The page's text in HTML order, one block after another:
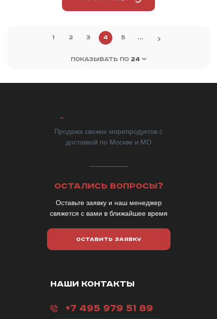
1 2 3 4 5 ...
ПОКАЗЫВАТЬ ПО 24
Продажа свежих морепродуктов с
доставкой по Москве и МО
ОСТАЛИСЬ ВОПРОСЫ?
Оставьте заявку и наш менеджер
свяжется с вами в ближайшее время
ОСТАВИТЬ ЗАЯВКУ
НАШИ КОНТАКТЫ
+7 495 979 51 89